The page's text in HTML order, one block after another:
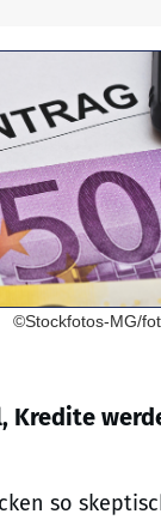
©Stockfotos-MG/
Kredite
so